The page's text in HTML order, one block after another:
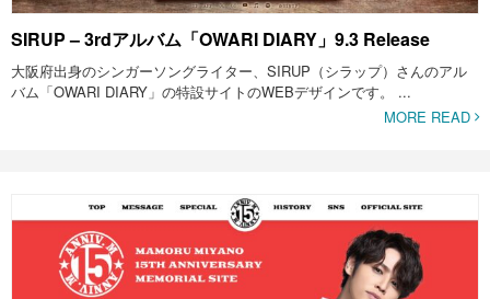
SIRUP – 3rdアルバム「OWARI DIARY」9.3 Release
大阪府出身のシンガーソングライター、SIRUP（シラップ）さんのアル
バム「OWARI DIARY」の特設サイトのWEBデザインです。 ...
MORE READ